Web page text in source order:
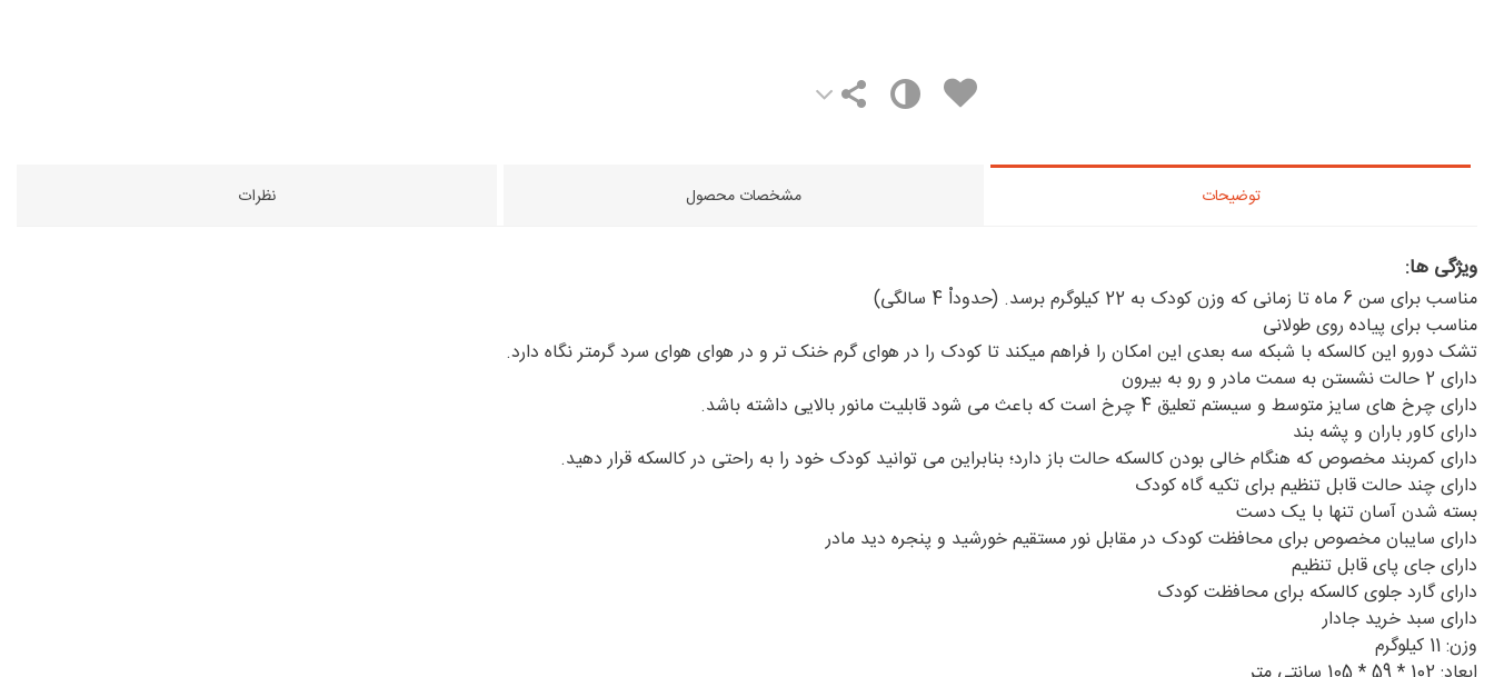
توضیحات مشخصات محصول نظرات
ویژگی ها:
مناسب برای سن 6 ماه تا زمانی که وزن کودک به 22 کیلوگرم برسد. (حدوداْ 4 سالگی)
مناسب برای پیاده روی طولانی
تشک دورو این کالسکه با شبکه سه بعدی این امکان را فراهم میکند تا کودک را در هوای گرم خنک تر و در هوای هوای سرد گرمتر نگاه دارد.
دارای 2 حالت نشستن به سمت مادر و رو به بیرون
دارای چرخ های سایز متوسط ​​و سیستم تعلیق 4 چرخ است که باعث می شود قابلیت مانور بالایی داشته باشد.
دارای کاور باران و پشه بند
دارای کمربند مخصوص که هنگام خالی بودن کالسکه حالت باز دارد؛ بنابراین می توانید کودک خود را به راحتی در کالسکه قرار دهید.
دارای چند حالت قابل تنظیم برای تکیه گاه کودک
بسته شدن آسان تنها با یک دست
دارای سایبان مخصوص برای محافظت کودک در مقابل نور مستقیم خورشید و پنجره دید مادر
دارای جای پای قابل تنظیم
دارای گارد جلوی کالسکه برای محافظت کودک
دارای سبد خرید جادار
وزن: 11 کیلوگرم